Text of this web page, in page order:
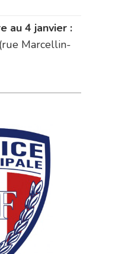
au 4 janvier :
Marcellin-